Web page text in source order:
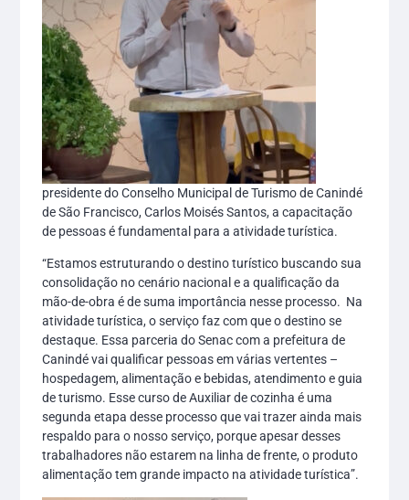
presidente do Conselho Municipal de Turismo de Canindé
de São Francisco, Carlos Moisés Santos, a capacitação
de pessoas é fundamental para a atividade turística.
“Estamos estruturando o destino turístico buscando sua
consolidação no cenário nacional e a qualificação da
mão-de-obra é de suma importância nesse processo. Na
atividade turística, o serviço faz com que o destino se
destaque. Essa parceria do Senac com a prefeitura de
Canindé vai qualificar pessoas em várias vertentes –
hospedagem, alimentação e bebidas, atendimento e guia
de turismo. Esse curso de Auxiliar de cozinha é uma
segunda etapa desse processo que vai trazer ainda mais
respaldo para o nosso serviço, porque apesar desses
trabalhadores não estarem na linha de frente, o produto
alimentação tem grande impacto na atividade turística”.